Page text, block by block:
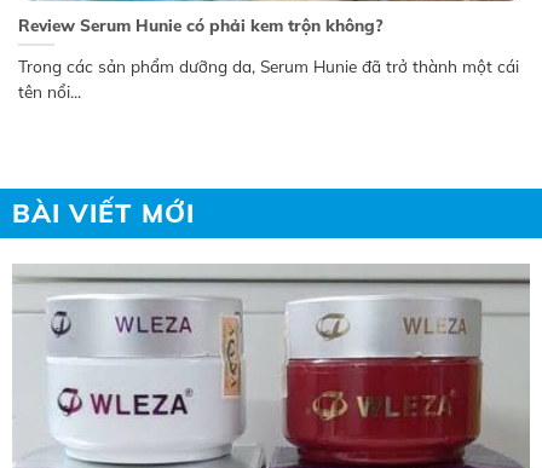
Review Serum Hunie có phải kem trộn không?
Trong các sản phẩm dưỡng da, Serum Hunie đã trở thành một cái
tên nổi...
BÀI VIẾT MỚI